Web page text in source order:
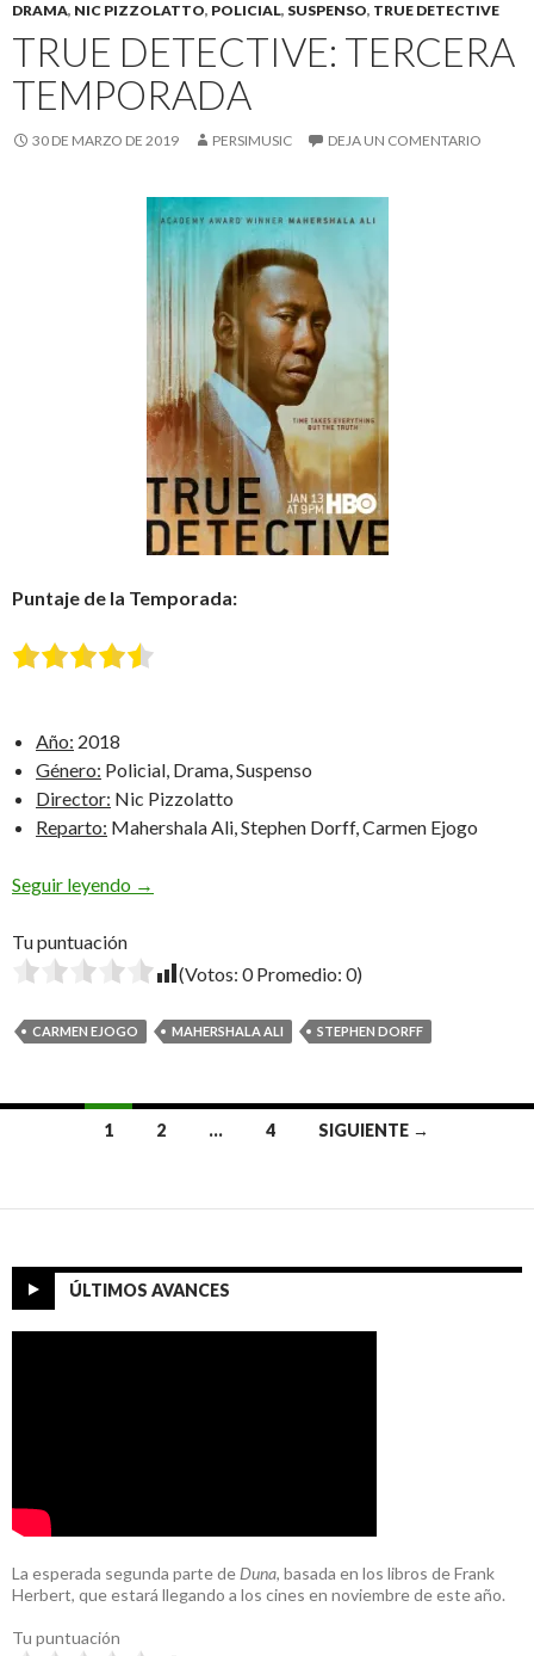
DRAMA, NIC PIZZOLATTO, POLICIAL, SUSPENSO, TRUE DETECTIVE
TRUE DETECTIVE: TERCERA
TEMPORADA
30 DE MARZO DE 2019 PERSIMUSIC DEJA UN COMENTARIO
Puntaje de la Temporada:
Año: 2018
Género: Policial, Drama, Suspenso
Director: Nic Pizzolatto
Reparto: Mahershala Ali, Stephen Dorff, Carmen Ejogo
Seguir leyendo True Detective: Tercera Temporada
→
Tu puntuación
(Votos: 0Promedio: 0)
CARMEN EJOGO MAHERSHALA ALI STEPHEN DORFF
las
1 2 … 4 SIGUIENTE →
ÚLTIMOS AVANCES
La esperada segunda parte de Duna, basada en los libros de Frank
Herbert, que estará llegando a los cines en noviembre de este año.
Tu puntuación